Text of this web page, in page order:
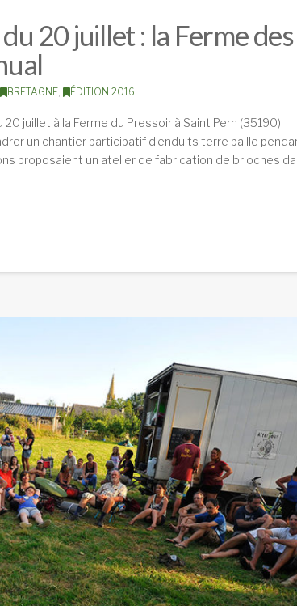
20 juillet : la Ferme des
BRETAGNE, ÉDITION 2016
juillet à la Ferme du Pressoir à Saint Pern (35190).
un chantier participatif d’enduits terre paille
proposaient un atelier de fabrication de brioches